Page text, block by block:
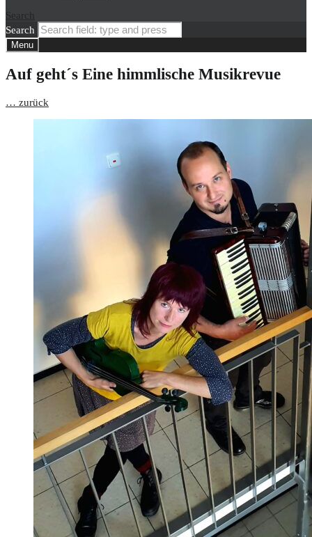
Search
Search
Menu
Auf geht´s Eine himmlische Musikrevue
… zurück